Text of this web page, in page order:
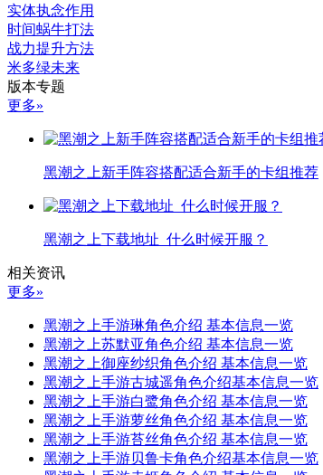
实体执念作用
时间蜗牛打法
战力提升方法
米多绿未来
版本专题
更多»
黑潮之上新手阵容搭配适合新手的卡组推荐
黑潮之上下载地址_什么时候开服？
相关资讯
更多»
黑潮之上手游琳角色介绍 基本信息一览
黑潮之上苏默亚角色介绍 基本信息一览
黑潮之上御座纱织角色介绍 基本信息一览
黑潮之上手游古城遥角色介绍基本信息一览
黑潮之上手游白鹭角色介绍 基本信息一览
黑潮之上手游萝丝角色介绍 基本信息一览
黑潮之上手游苔丝角色介绍 基本信息一览
黑潮之上手游贝鲁卡角色介绍基本信息一览